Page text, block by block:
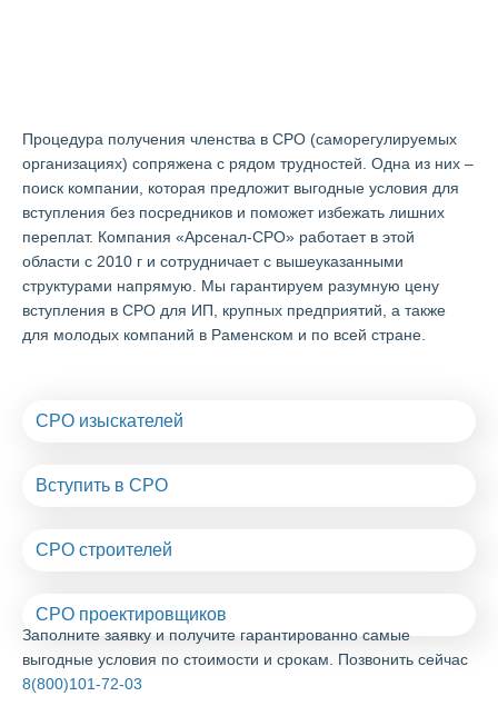
Процедура получения членства в СРО (саморегулируемых
организациях) сопряжена с рядом трудностей. Одна из них –
поиск компании, которая предложит выгодные условия для
вступления без посредников и поможет избежать лишних
переплат. Компания «Арсенал-СРО» работает в этой
области с 2010 г и сотрудничает с вышеуказанными
структурами напрямую. Мы гарантируем разумную цену
вступления в СРО для ИП, крупных предприятий, а также
для молодых компаний в Раменском и по всей стране.
СРО изыскателей
Вступить в СРО
СРО строителей
СРО проектировщиков
Заполните заявку и получите гарантированно самые
выгодные условия по стоимости и срокам. Позвонить сейчас
8(800)101-72-03